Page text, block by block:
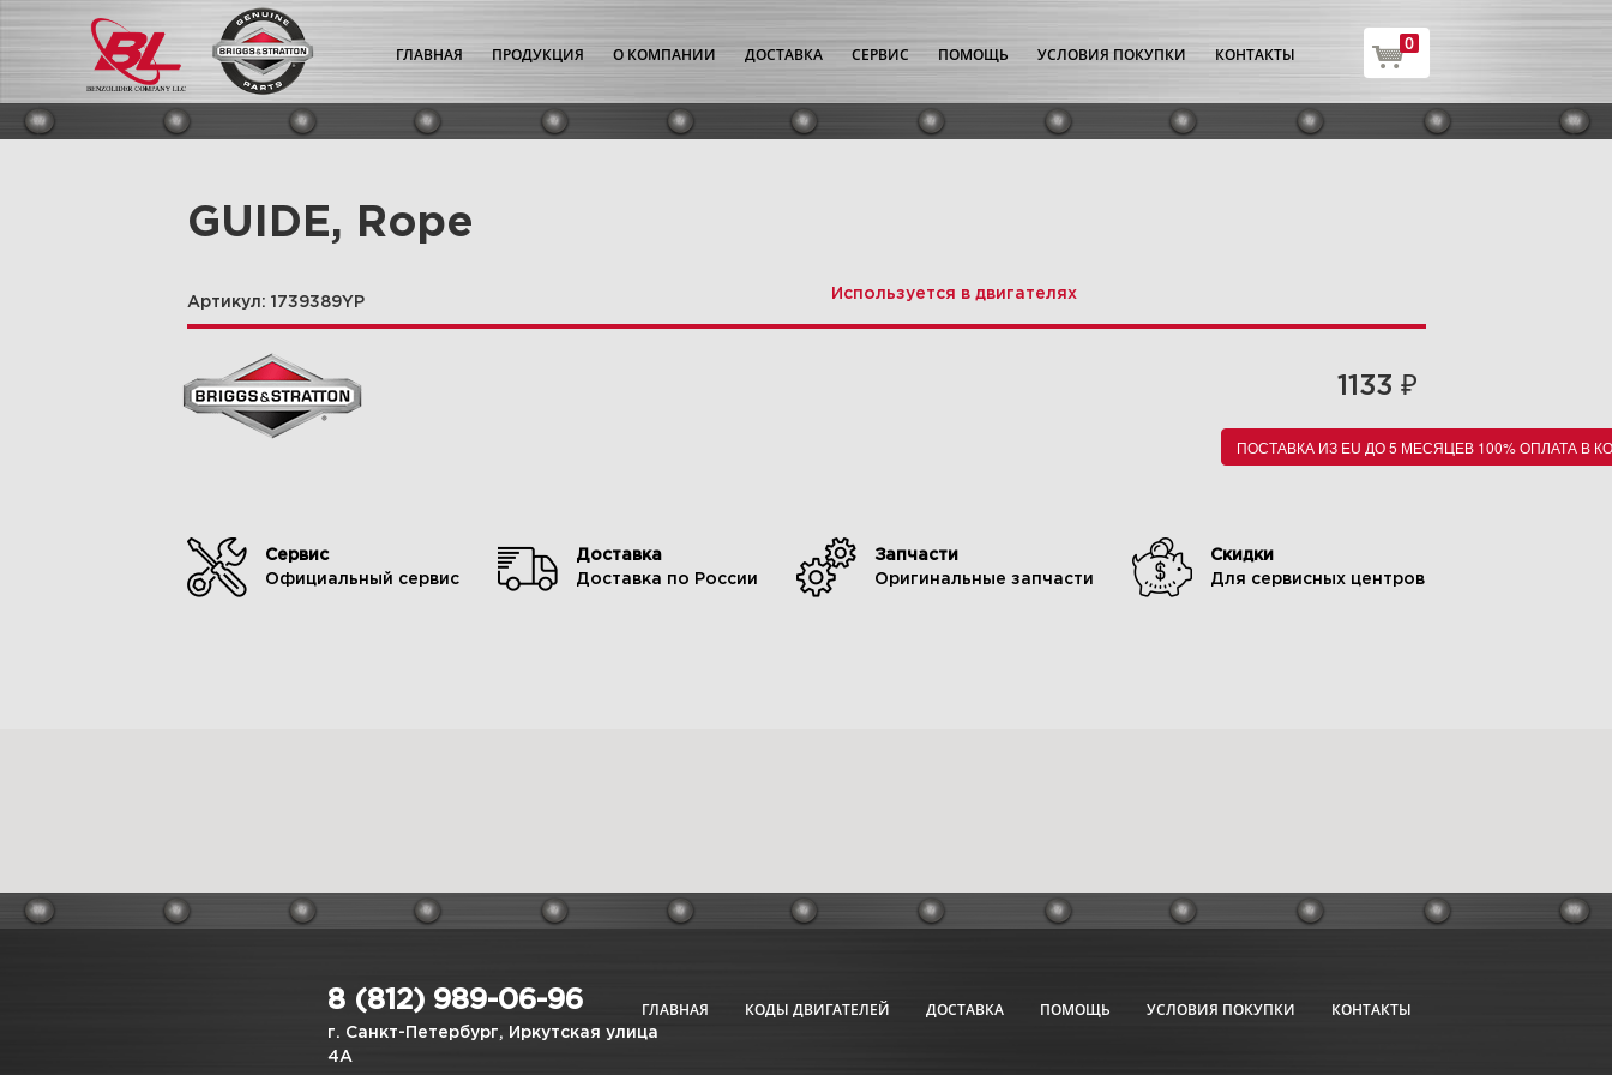
ГЛАВНАЯ ПРОДУКЦИЯ О КОМПАНИИ ДОСТАВКА СЕРВИС ПОМОЩЬ УСЛОВИЯ ПОКУПКИ КОНТАКТЫ
0
GUIDE, Rope
Артикул: 1739389YP
Используется в двигателях
1133 ₽
ПОСТАВКА ИЗ EU ДО 5 МЕСЯЦЕВ 100% ОПЛАТА В
Сервис
Официальный сервис
Доставка
Доставка по России
Запчасти
Оригинальные запчасти
Скидки
Для сервисных центров
ГЛАВНАЯ КОДЫ ДВИГАТЕЛЕЙ ДОСТАВКА ПОМОЩЬ УСЛОВИЯ ПОКУПКИ КОНТАКТЫ
8 (812) 989-06-96
г. Санкт-Петербург, Иркутская улица
4А